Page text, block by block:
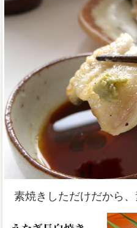
素焼きしただけだから、